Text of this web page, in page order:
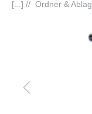
[...] // Ordner &